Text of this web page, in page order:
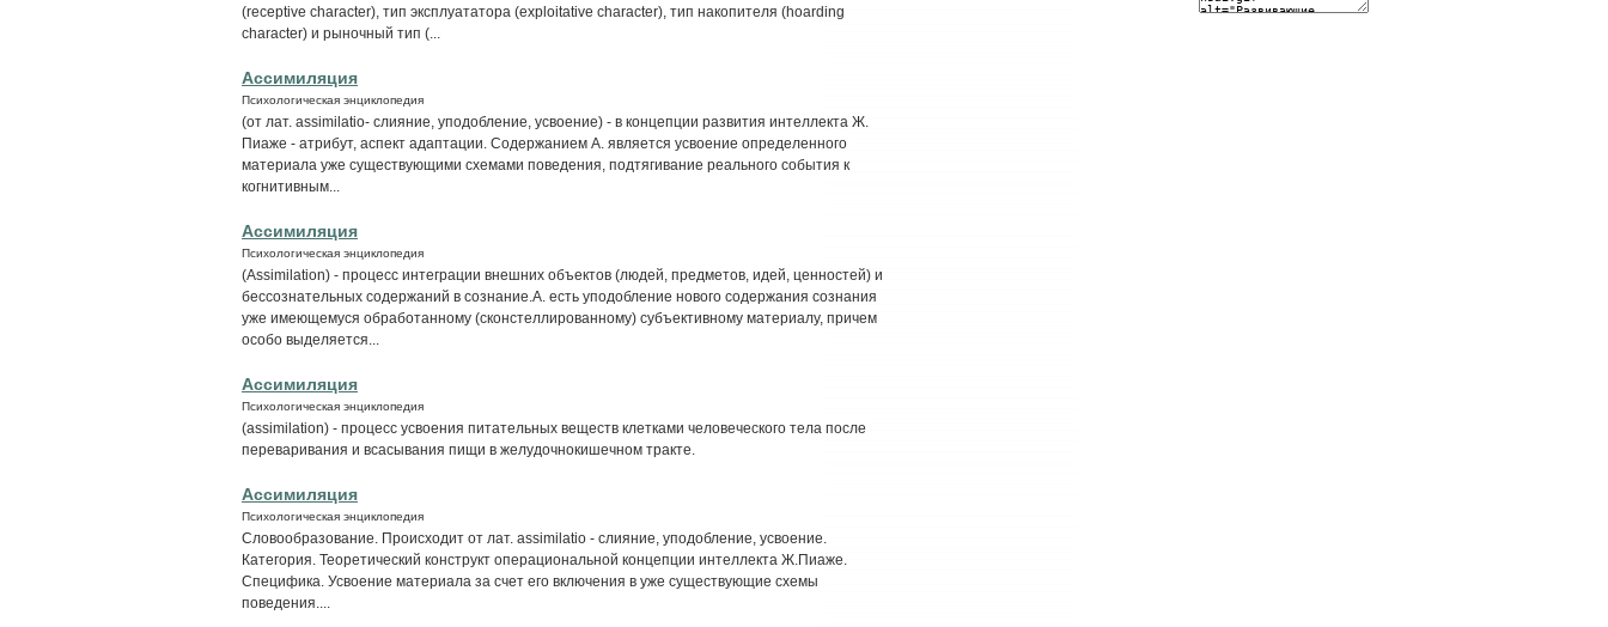
(receptive character), тип эксплуататора (exploitative character), тип накопителя (hoarding
character) и рыночный тип (...
Ассимиляция
Психологическая энциклопедия
(от лат. assimilatio- слияние, уподобление, усвоение) - в концепции развития интеллекта Ж.
Пиаже - атрибут, аспект адаптации. Содержанием А. является усвоение определенного
материала уже существующими схемами поведения, подтягивание реального события к
когнитивным...
Ассимиляция
Психологическая энциклопедия
(Assimilation) - процесс интеграции внешних объектов (людей, предметов, идей, ценностей) и
бессознательных содержаний в сознание.А. есть уподобление нового содержания сознания
уже имеющемуся обработанному (сконстеллированному) субъективному материалу, причем
особо выделяется...
Ассимиляция
Психологическая энциклопедия
(assimilation) - процесс усвоения питательных веществ клетками человеческого тела после
переваривания и всасывания пищи в желудочнокишечном тракте.
Ассимиляция
Психологическая энциклопедия
Словообразование. Происходит от лат. assimilatio - слияние, уподобление, усвоение.
Категория. Теоретический конструкт операциональной концепции интеллекта Ж.Пиаже.
Специфика. Усвоение материала за счет его включения в уже существующие схемы
поведения....